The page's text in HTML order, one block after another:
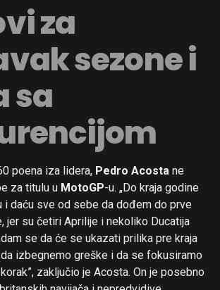
za
sezone i
sa
poena iza lidera, Pedro Acosta ne
za titulu u MotoGP-u. „Do kraja godine
i daću sve od sebe da dođem do prve
jer su četiri Aprilije i nekoliko Ducatija
se da će se ukazati prilika pre kraja
izbegnemo greške i da se fokusiramo
zaključio je Acosta. On je posebno